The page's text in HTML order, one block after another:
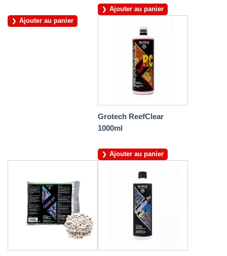
Ajouter au panier
Ajouter au panier
Grotech ReefClear
1000ml
Ajouter au panier